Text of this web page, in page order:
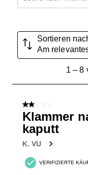
Sortieren
Am
von
Bewertungen.
1 – 8
2 von 5 Sternen.
Klammer
kaputt
K. VU
VERIFIZIERTE